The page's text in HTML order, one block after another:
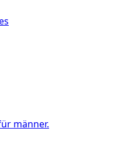
männer.